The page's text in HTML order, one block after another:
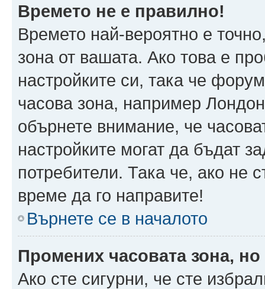
Времето не е правилно!
Времето най-вероятно е
зона от вашата. Ако това е
настройките си, така че
часова зона, например
обърнете внимание, че
настройките могат да бъдат
потребители. Така че, ако не
време да го направите!
Върнете се в началото
Промених часовата зона,
Ако сте сигурни, че сте